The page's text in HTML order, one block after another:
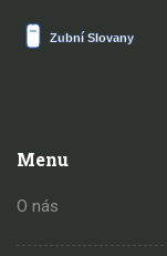
Menu
O nás